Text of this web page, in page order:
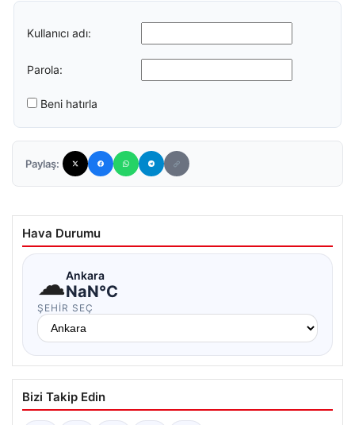
Kullanıcı adı:
Parola:
Beni hatırla
Paylaş:
Hava Durumu
☁Ankara
NaN°C
ŞEHIR SEÇ
Bizi Takip Edin